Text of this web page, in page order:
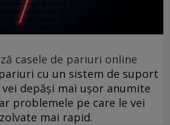
casele de pariuri online
cu un sistem de suport
depăși mai ușor anumite
problemele pe care le vei
mai rapid.